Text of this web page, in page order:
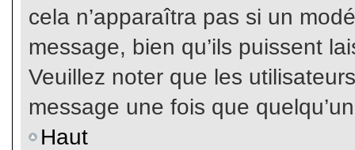
cela n’apparaîtra pas si un
message, bien qu’ils puissent
Veuillez noter que les
message une fois que
Haut